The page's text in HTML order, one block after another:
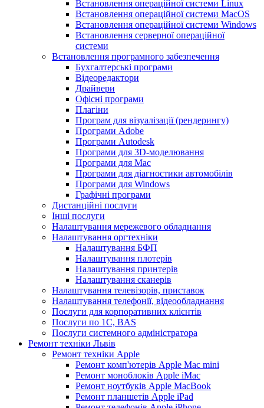
Встановлення операційної системи Linux
Встановлення операційної системи MacOS
Встановлення операційної системи Windows
Встановлення серверної операційної
системи
Встановлення програмного забезпечення
Бухгалтерські програми
Відеоредактори
Драйвери
Офісні програми
Плагіни
Програм для візуалізації (рендерингу)
Програми Adobe
Програми Autodesk
Програми для 3D-моделювання
Програми для Mac
Програми для діагностики автомобілів
Програми для Windows
Графічні програми
Дистанційні послуги
Інші послуги
Налаштування мережевого обладнання
Налаштування оргтехніки
Налаштування БФП
Налаштування плотерів
Налаштування принтерів
Налаштування сканерів
Налаштування телевізорів, приставок
Налаштування телефонії, відеообладнання
Послуги для корпоративних клієнтів
Послуги по 1С, BAS
Послуги системного адміністратора
Ремонт техніки Львів
Ремонт техніки Apple
Ремонт комп'ютерів Apple Mac mini
Ремонт моноблоків Apple iMac
Ремонт ноутбуків Apple MacBook
Ремонт планшетів Apple iPad